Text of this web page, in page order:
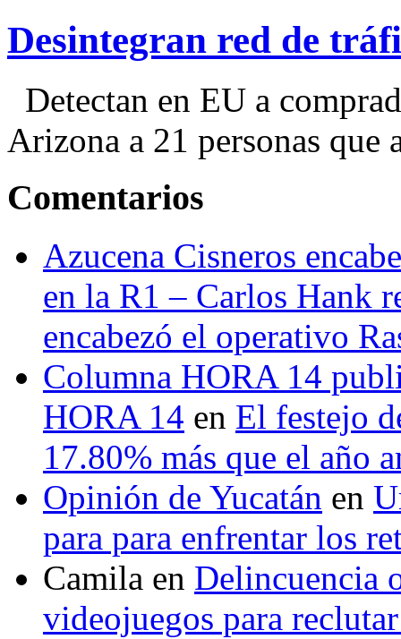
Desintegran red de
Detectan en EU a
Arizona a 21 personas que
Comentarios
Azucena Cisneros
en la R1 – Carlos Hank
encabezó el operativo
Columna HORA 14
HORA 14 en El festejo
17.80% más que el año
Opinión de Yucatán en
para para enfrentar los
Camila en Delincuencia
videojuegos para